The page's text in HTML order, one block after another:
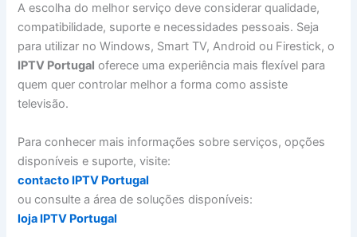
A escolha do melhor serviço deve considerar qualidade,
compatibilidade, suporte e necessidades pessoais. Seja
para utilizar no Windows, Smart TV, Android ou Firestick, o
IPTV Portugal oferece uma experiência mais flexível para
quem quer controlar melhor a forma como assiste
televisão.
Para conhecer mais informações sobre serviços, opções
disponíveis e suporte, visite:
contacto IPTV Portugal
ou consulte a área de soluções disponíveis:
loja IPTV Portugal